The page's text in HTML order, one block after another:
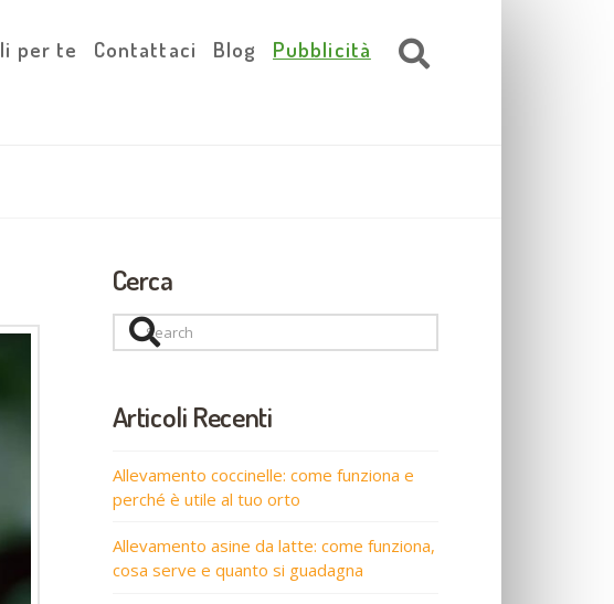
per te Contattaci Blog Pubblicità
Cerca
Search
Articoli Recenti
Allevamento coccinelle: come funziona e
perché è utile al tuo orto
Allevamento asine da latte: come funziona,
cosa serve e quanto si guadagna